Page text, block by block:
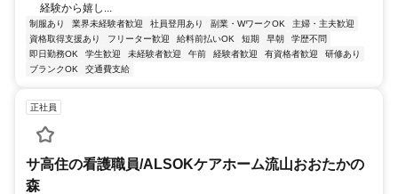
経験から嬉し...
制服あり 業界未経験者歓迎 社員登用あり 副業・WワークOK
主婦・主夫歓迎
資格取得支援あり
フリーター歓迎 給料前払いOK 短期 早朝
学歴不問
即日勤務OK
学生歓迎 未経験者歓迎 午前 経験者歓迎 有資格者歓迎
研修あり
ブランクOK
交通費支給
正社員
サ高住の看護職員/ALSOKケアホーム流山おおたかの
森